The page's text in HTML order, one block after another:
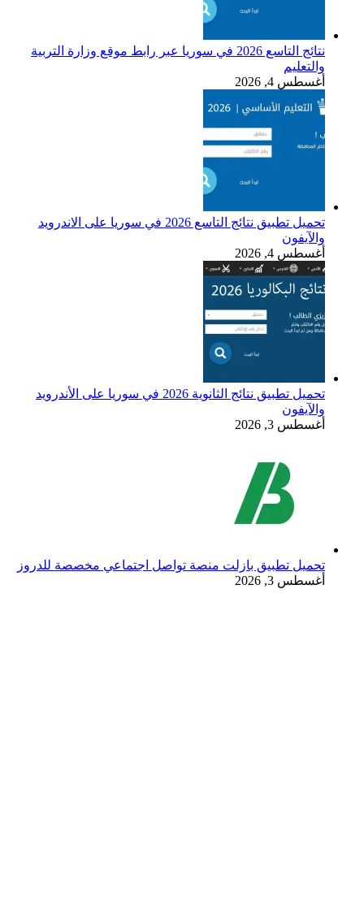
نتائج التاسع 2026 في سوريا عبر رابط موقع وزارة التربية
والتعليم
أغسطس 4, 2026
تحميل تطبيق نتائج التاسع 2026 في سوريا على الاندرويد
والآيفون
أغسطس 4, 2026
تحميل تطبيق نتائج الثانوية 2026 في سوريا على الأندرويد
والآيفون
أغسطس 3, 2026
تحميل تطبيق بازلت منصة تواصل اجتماعي مخصصة للدروز
أغسطس 3, 2026